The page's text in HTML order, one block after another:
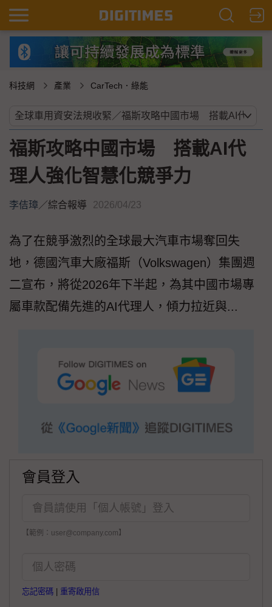
科技網 產業 CarTech．綠能
福斯攻略中國市場 搭載AI代
理人強化智慧化競爭力
李佶璋／綜合報導 2026/04/23
為了在競爭激烈的全球最大汽車市場奪回失
地，德國汽車大廠福斯（Volkswagen）集團週
二宣布，將從2026年下半起，為其中國市場專
屬車款配備先進的AI代理人，傾力拉近與...
會員登入
【範例：user@company.com】
忘記密碼 重寄啟用信